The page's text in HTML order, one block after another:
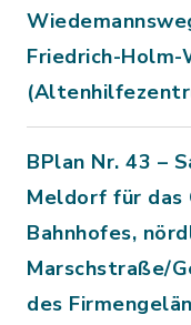
Friedrich-Holm-
BPlan Nr. 43 –
Meldorf für das
Bahnhofes,
Marschstraße/
des